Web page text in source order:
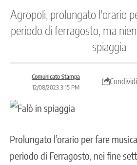
Agropoli, prolungato l'orario
periodo di ferragosto, ma
spiaggia
Comunicato Stampa
12/08/2023 3:15 PM
Condividi
Prolungato l’orario per fare
periodo di Ferragosto, nei fine